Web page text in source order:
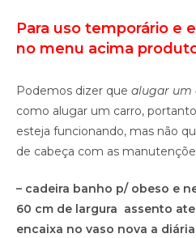
Para uso temporário e
no menu acima
Podemos dizer que alugar um
como alugar um carro,
esteja funcionando, mas não
de cabeça com as
– cadeira banho p/ obeso e
60 cm de largura assento
encaixa no vaso nova a